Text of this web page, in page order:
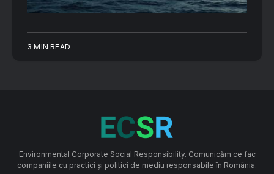
3 MIN READ
Environmental Corporate Social Responsibility. Comunicăm ce fac
companiile cu practici și politici de mediu responsabile în România.